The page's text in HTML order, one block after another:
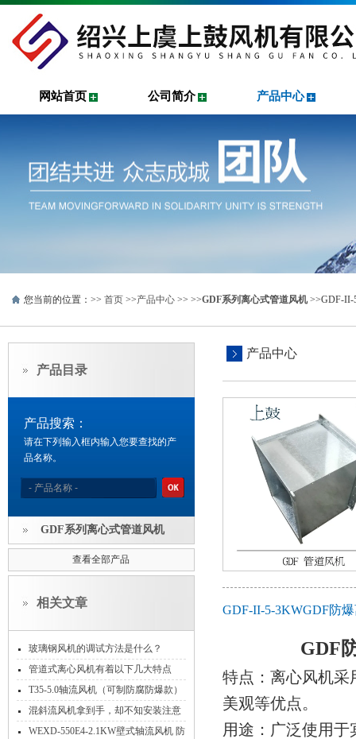
网站首页 公司简介 产品中心
您当前的位置：>> 首页 >>产品中心 >> >>GDF系列离心式管道风机>>GDF-II-
产品目录
产品搜索：
请在下列输入框内输入您要查找的产
品名称。
GDF系列离心式管道风机
查看全部产品
相关文章
玻璃钢风机的调试方法是什么？
管道式离心风机有着以下几大特点
T35-5.0轴流风机（可制防腐防爆款）
混斜流风机拿到手，却不知安装注意
事项怎么能行！
WEXD-550E4-2.1KW壁式轴流风机 防
产品中心
GDF-II-5-3KWGDF防
GDF
特点：离心风机采
美观等优点。
用途：广泛使用